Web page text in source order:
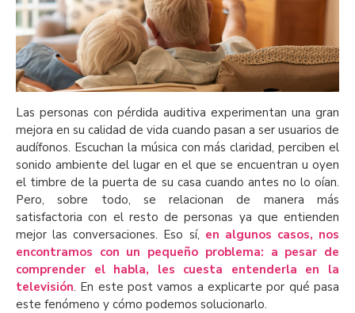
Las personas con pérdida auditiva experimentan una gran
mejora en su calidad de vida cuando pasan a ser usuarios de
audífonos. Escuchan la música con más claridad, perciben el
sonido ambiente del lugar en el que se encuentran u oyen
el timbre de la puerta de su casa cuando antes no lo oían.
Pero, sobre todo, se relacionan de manera más
satisfactoria con el resto de personas ya que entienden
mejor las conversaciones. Eso sí, en algunos casos, nos
encontramos con un pequeño problema: a pesar de
comprender el habla, les cuesta entenderla en la
televisión. En este post vamos a explicarte por qué pasa
este fenómeno y cómo podemos solucionarlo.